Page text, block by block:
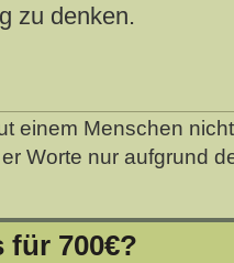
zu denken.
einem Menschen
Worte nur aufgrund
für 700€?